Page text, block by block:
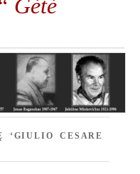
Gėtė
‘GIULIO CESARE